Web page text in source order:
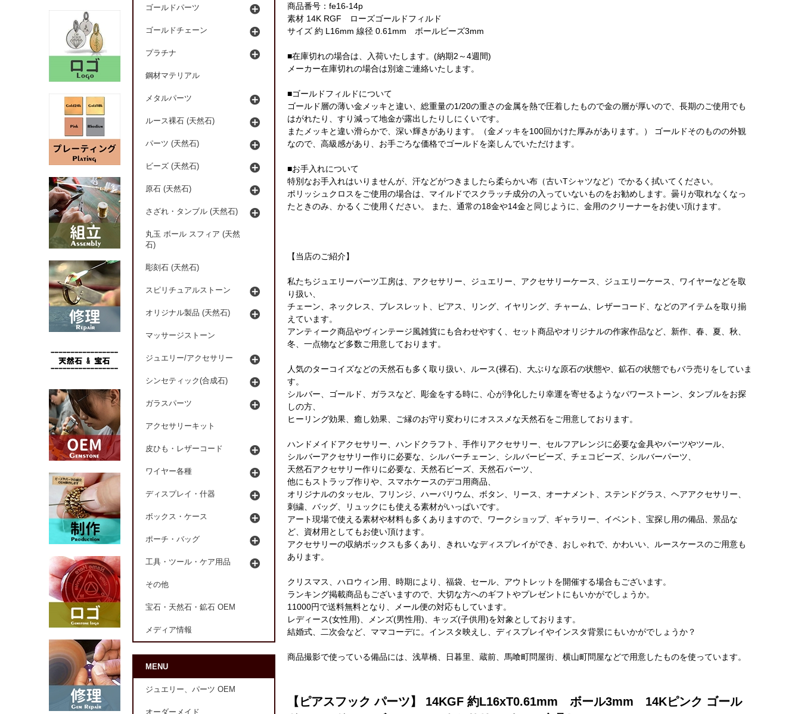
商品番号：fe16-14p
素材 14K RGF ローズゴールドフィルド
サイズ 約 L16mm 線径 0.61mm ボールビーズ3mm
■在庫切れの場合は、入荷いたします。(納期2～4週間)
メーカー在庫切れの場合は別途ご連絡いたします。
■ゴールドフィルドについて
ゴールド層の薄い金メッキと違い、総重量の1/20の重さの金属を熱で圧着したもので金の層が厚いので、長期のご使用でも
はがれたり、すり減って地金が露出したりしにくいです。
またメッキと違い滑らかで、深い輝きがあります。（金メッキを100回かけた厚みがあります。） ゴールドそのものの外観
なので、高級感があり、お手ごろな価格でゴールドを楽しんでいただけます。
■お手入れについて
特別なお手入れはいりませんが、汗などがつきましたら柔らかい布（古いTシャツなど）でかるく拭いてください。
ポリッシュクロスをご使用の場合は、マイルドでスクラッチ成分の入っていないものをお勧めします。曇りが取れなくなっ
たときのみ、かるくご使用ください。 また、通常の18金や14金と同じように、金用のクリーナーをお使い頂けます。
【当店のご紹介】
私たちジュエリーパーツ工房は、アクセサリー、ジュエリー、アクセサリーケース、ジュエリーケース、ワイヤーなどを取
り扱い、
チェーン、ネックレス、ブレスレット、ピアス、リング、イヤリング、チャーム、レザーコード、などのアイテムを取り揃
えています。
アンティーク商品やヴィンテージ風雑貨にも合わせやすく、セット商品やオリジナルの作家作品など、新作、春、夏、秋、
冬、一点物など多数ご用意しております。
人気のターコイズなどの天然石も多く取り扱い、ルース(裸石)、大ぶりな原石の状態や、鉱石の状態でもバラ売りをしていま
す。
シルバー、ゴールド、ガラスなど、彫金をする時に、心が浄化したり幸運を寄せるようなパワーストーン、タンブルをお探
しの方、
ヒーリング効果、癒し効果、ご縁のお守り変わりにオススメな天然石をご用意しております。
ハンドメイドアクセサリー、ハンドクラフト、手作りアクセサリー、セルフアレンジに必要な金具やパーツやツール、
シルバーアクセサリー作りに必要な、シルバーチェーン、シルバービーズ、チェコビーズ、シルバーパーツ、
天然石アクセサリー作りに必要な、天然石ビーズ、天然石パーツ、
他にもストラップ作りや、スマホケースのデコ用商品、
オリジナルのタッセル、フリンジ、ハーバリウム、ボタン、リース、オーナメント、ステンドグラス、ヘアアクセサリー、
刺繍、バッグ、リュックにも使える素材がいっぱいです。
アート現場で使える素材や材料も多くありますので、ワークショップ、ギャラリー、イベント、宝探し用の備品、景品な
ど、資材用としてもお使い頂けます。
アクセサリーの収納ボックスも多くあり、きれいなディスプレイができ、おしゃれで、かわいい、ルースケースのご用意も
あります。
クリスマス、ハロウィン用、時期により、福袋、セール、アウトレットを開催する場合もございます。
ランキング掲載商品もございますので、大切な方へのギフトやプレゼントにもいかがでしょうか。
11000円で送料無料となり、メール便の対応もしています。
レディース(女性用)、メンズ(男性用)、キッズ(子供用)を対象としております。
結婚式、二次会など、ママコーデに。インスタ映えし、ディスプレイやインスタ背景にもいかがでしょうか？
商品撮影で使っている備品には、浅草橋、日暮里、蔵前、馬喰町問屋街、横山町問屋などで用意したものを使っています。
【ピアスフック パーツ】 14KGF 約L16xT0.61mm ボール3mm 14Kピンク ゴール
ゴールドパーツ
ゴールドチェーン
プラチナ
鋼材マテリアル
メタルパーツ
ルース裸石 (天然石)
パーツ (天然石)
ビーズ (天然石)
原石 (天然石)
さざれ・タンブル (天然石)
丸玉 ボール スフィア (天然
石)
彫刻石 (天然石)
スピリチュアルストーン
オリジナル製品 (天然石)
マッサージストーン
ジュエリー/アクセサリー
シンセティック(合成石)
ガラスパーツ
アクセサリーキット
皮ひも・レザーコード
ワイヤー各種
ディスプレイ・什器
ボックス・ケース
ポーチ・バッグ
工具・ツール・ケア用品
その他
宝石・天然石・鉱石 OEM
メディア情報
MENU
ジュエリー、パーツ OEM